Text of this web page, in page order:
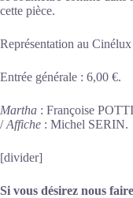
cette pièce.
Représentation au
Entrée générale : 6,00 €.
Martha : Françoise
/Affiche : Michel SERIN.
[divider]
Si vous désirez nous